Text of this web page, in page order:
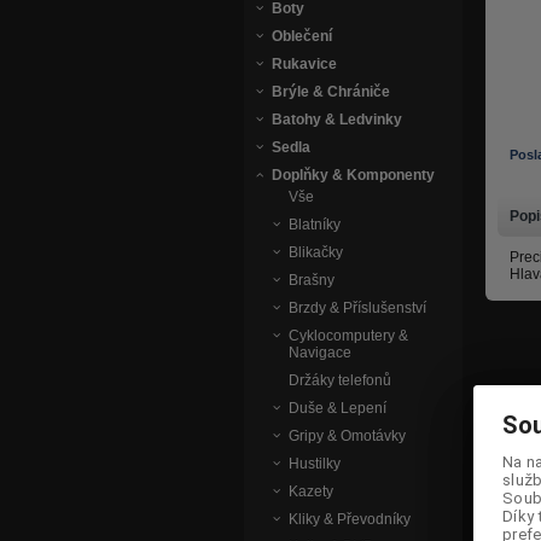
Boty
Oblečení
Rukavice
Brýle & Chrániče
Batohy & Ledvinky
Sedla
Doplňky & Komponenty
Vše
Blatníky
Blikačky
Brašny
Brzdy & Příslušenství
Cyklocomputery &
Navigace
Držáky telefonů
Duše & Lepení
Gripy & Omotávky
Hustilky
Kazety
Kliky & Převodníky
Na
Díky
Na
Díky